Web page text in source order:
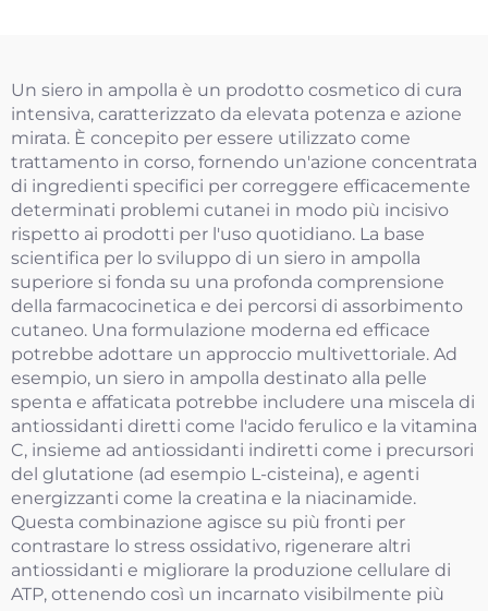
Un siero in ampolla è un prodotto cosmetico di cura
intensiva, caratterizzato da elevata potenza e azione
mirata. È concepito per essere utilizzato come
trattamento in corso, fornendo un'azione concentrata
di ingredienti specifici per correggere efficacemente
determinati problemi cutanei in modo più incisivo
rispetto ai prodotti per l'uso quotidiano. La base
scientifica per lo sviluppo di un siero in ampolla
superiore si fonda su una profonda comprensione
della farmacocinetica e dei percorsi di assorbimento
cutaneo. Una formulazione moderna ed efficace
potrebbe adottare un approccio multivettoriale. Ad
esempio, un siero in ampolla destinato alla pelle
spenta e affaticata potrebbe includere una miscela di
antiossidanti diretti come l'acido ferulico e la vitamina
C, insieme ad antiossidanti indiretti come i precursori
del glutatione (ad esempio L-cisteina), e agenti
energizzanti come la creatina e la niacinamide.
Questa combinazione agisce su più fronti per
contrastare lo stress ossidativo, rigenerare altri
antiossidanti e migliorare la produzione cellulare di
ATP, ottenendo così un incarnato visibilmente più